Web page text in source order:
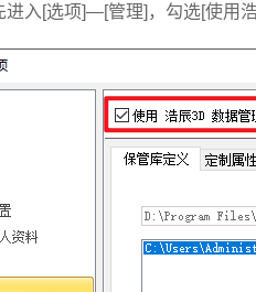
进入[选项]—[管理]，勾选[使用